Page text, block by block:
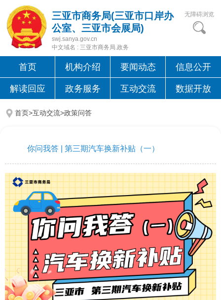
三亚市商务局(三亚市口岸办
公室、三亚市会展局)
swj.sanya.gov.cn
中文域名 : 三亚市商务局.政务
无障碍浏览
首页 机构介绍 要闻动态 信息公开
解读回应 政务服务 互动交流 数据开放
首页>互动交流>政策问答
你问我答 | 第三期汽车换新补贴（一）